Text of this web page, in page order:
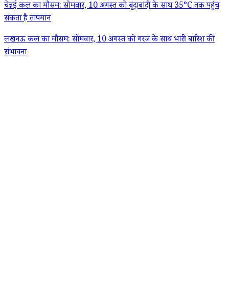
चेन्नई कल का मौसम: सोमवार, 10 अगस्त को बूंदाबांदी के साथ 35°C तक पहुंच
सकता है तापमान
लखनऊ कल का मौसम: सोमवार, 10 अगस्त को गरज के साथ भारी बारिश की
संभावना